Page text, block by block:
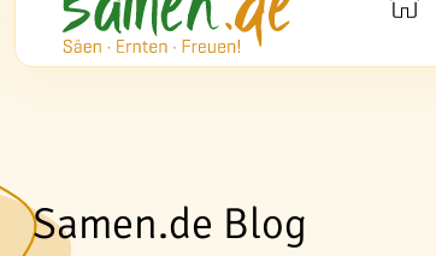
Samen.de Blog